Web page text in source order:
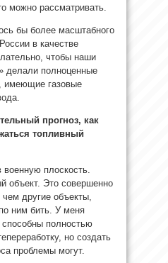
можно рассматривать.
бы более масштабного
в качестве
чтобы наши
делали полноценные
имеющие газовые
прогноз, как
топливный
плоскость.
объект. Это совершенно
другие объекты,
ним бить. У меня
полностью
но создать
проблемы могут.